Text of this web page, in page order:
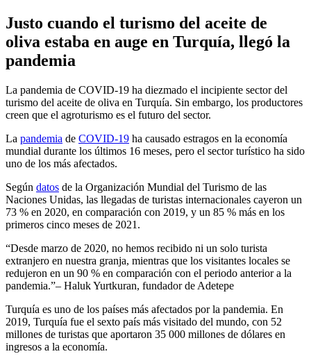
Justo cuando el turismo del aceite de
oliva estaba en auge en Turquía, llegó la
pandemia
La pandemia de COVID-19 ha diezmado el incipiente sector del
turismo del aceite de oliva en Turquía. Sin embargo, los productores
creen que el agroturismo es el futuro del sector.
La pandemia de COVID-19 ha causado estragos en la economía
mundial durante los últimos 16 meses, pero el sector turístico ha sido
uno de los más afectados.
Según datos de la Organización Mundial del Turismo de las
Naciones Unidas, las llegadas de turistas internacionales cayeron un
73 % en 2020, en comparación con 2019, y un 85 % más en los
primeros cinco meses de 2021.
Desde marzo de 2020, no hemos recibido ni un solo turista
extranjero en nuestra granja, mientras que los visitantes locales se
redujeron en un 90 % en comparación con el periodo anterior a la
pandemia. – Haluk Yurtkuran, fundador de Adetepe
Turquía es uno de los países más afectados por la pandemia. En
2019, Turquía fue el sexto país más visitado del mundo, con 52
millones de turistas que aportaron 35 000 millones de dólares en
ingresos a la economía.